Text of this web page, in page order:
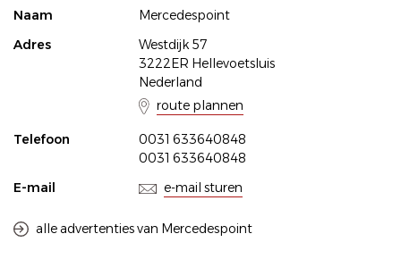
Naam
Mercedespoint
Adres
Westdijk 57
3222ER Hellevoetsluis
Nederland
route plannen
Telefoon
0031 633640848
0031 633640848
E-mail
e-mail sturen
alle advertenties van Mercedespoint